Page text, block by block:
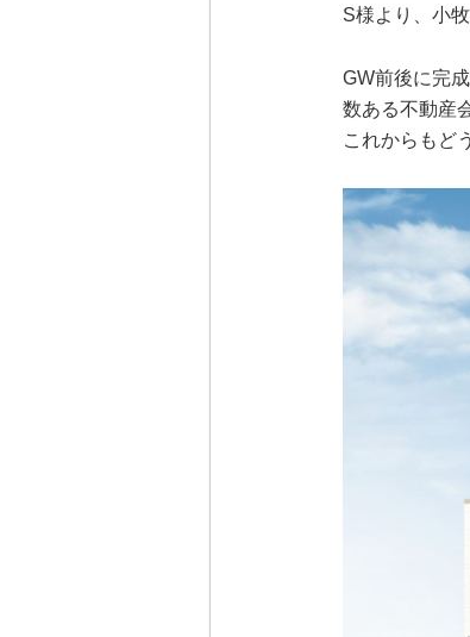
S様より、小
GW前後に完
数ある不動産
これからもど